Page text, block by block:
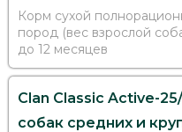
месяцев 3кг
Корм сухой
пород (вес взрослой
до 12 месяцев
Clan Classic Active-
собак средних и